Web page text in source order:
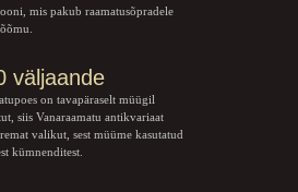
mis pakub raamatusõpradele
väljaande
on tavapäraselt müügil
siis Vanaraamatu antikvariaat
valikut, sest müüme kasutatud
kümnenditest.